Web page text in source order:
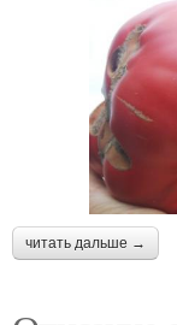
читать дальше →